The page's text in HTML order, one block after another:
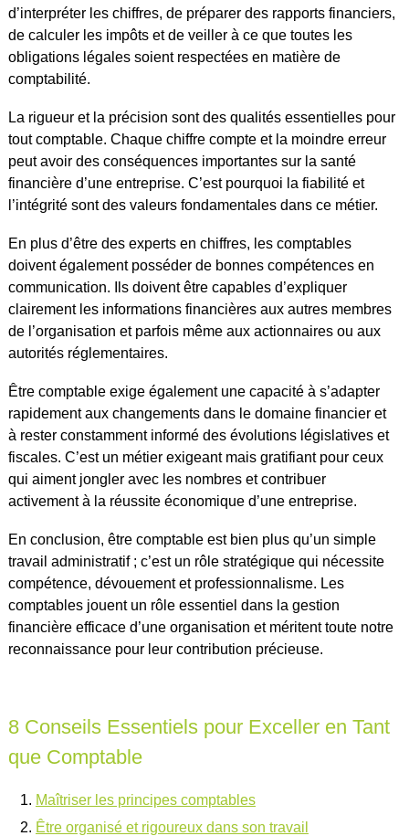
d’interpréter les chiffres, de préparer des rapports financiers,
de calculer les impôts et de veiller à ce que toutes les
obligations légales soient respectées en matière de
comptabilité.
La rigueur et la précision sont des qualités essentielles pour
tout comptable. Chaque chiffre compte et la moindre erreur
peut avoir des conséquences importantes sur la santé
financière d’une entreprise. C’est pourquoi la fiabilité et
l’intégrité sont des valeurs fondamentales dans ce métier.
En plus d’être des experts en chiffres, les comptables
doivent également posséder de bonnes compétences en
communication. Ils doivent être capables d’expliquer
clairement les informations financières aux autres membres
de l’organisation et parfois même aux actionnaires ou aux
autorités réglementaires.
Être comptable exige également une capacité à s’adapter
rapidement aux changements dans le domaine financier et
à rester constamment informé des évolutions législatives et
fiscales. C’est un métier exigeant mais gratifiant pour ceux
qui aiment jongler avec les nombres et contribuer
activement à la réussite économique d’une entreprise.
En conclusion, être comptable est bien plus qu’un simple
travail administratif ; c’est un rôle stratégique qui nécessite
compétence, dévouement et professionnalisme. Les
comptables jouent un rôle essentiel dans la gestion
financière efficace d’une organisation et méritent toute notre
reconnaissance pour leur contribution précieuse.
8 Conseils Essentiels pour Exceller en Tant
que Comptable
Maîtriser les principes comptables
Être organisé et rigoureux dans son travail